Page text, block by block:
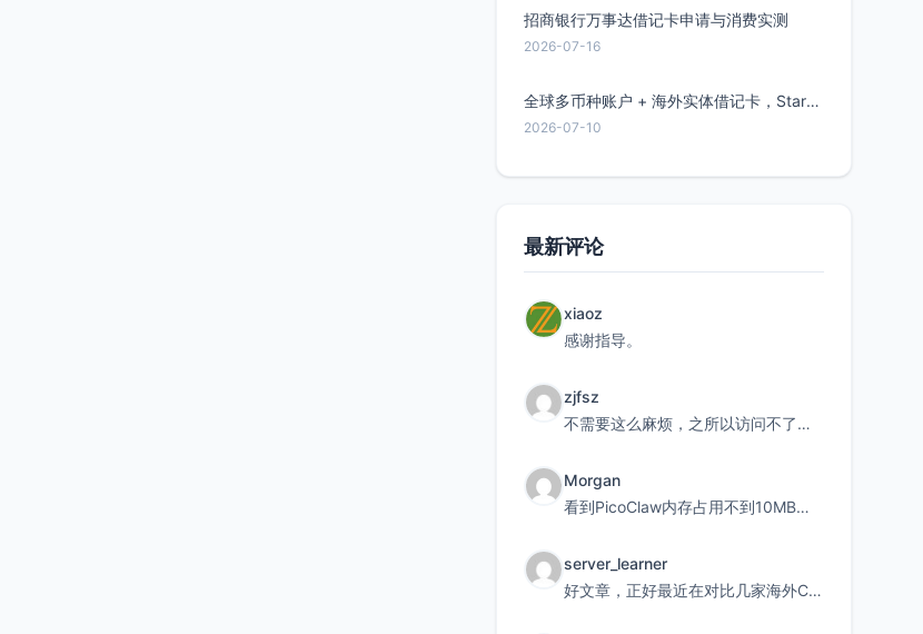
招商银行万事达借记卡申请与消费实测
2026-07-16
全球多币种账户 + 海外实体借记卡，Starryblu开户教程与注意事项
2026-07-10
最新评论
xiaoz
感谢指导。
zjfsz
不需要这么麻烦，之所以访问不了，是由于非对称路由的问题，在爱快主路由添加一条静态路由192.168.
Morgan
看到PicoClaw内存占用不到10MB这个数据真的很惊喜，确实很适合我这种想用旧设备折腾AI的小白
server_learner
好文章，正好最近在对比几家海外CDN。文中提到CF免费版不支持自定义回源端口和HOST这个痛点太真实